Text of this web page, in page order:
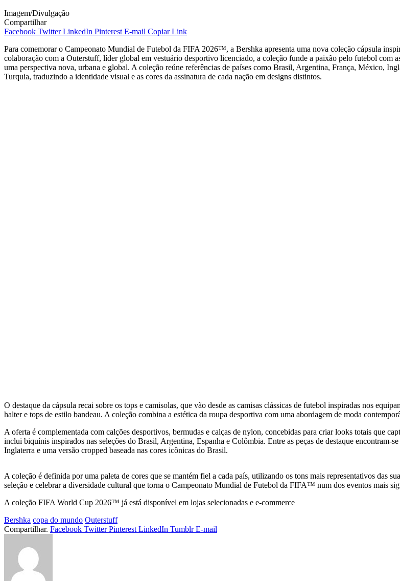
Imagem/Divulgação
Compartilhar
Facebook Twitter LinkedIn Pinterest E-mail Copiar Link
Para comemorar o Campeonato Mundial de Futebol da FIFA 2026™, a Bershka apresenta uma nova coleção cápsula
colaboração com a Outerstuff, líder global em vestuário desportivo licenciado, a coleção funde a paixão pelo futebol com
uma perspectiva nova, urbana e global. A coleção reúne referências de países como Brasil, Argentina, França, México,
Turquia, traduzindo a identidade visual e as cores da assinatura de cada nação em designs distintos.
O destaque da cápsula recai sobre os tops e camisolas, que vão desde as camisas clássicas de futebol inspiradas nos
halter e tops de estilo bandeau. A coleção combina a estética da roupa desportiva com uma abordagem de moda
A oferta é complementada com calções desportivos, bermudas e calças de nylon, concebidas para criar looks totais que
inclui biquínis inspirados nas seleções do Brasil, Argentina, Espanha e Colômbia. Entre as peças de destaque encontram-
Inglaterra e uma versão cropped baseada nas cores icônicas do Brasil.
A coleção é definida por uma paleta de cores que se mantém fiel a cada país, utilizando os tons mais representativos das
seleção e celebrar a diversidade cultural que torna o Campeonato Mundial de Futebol da FIFA™ num dos eventos mais
A coleção FIFA World Cup 2026™ já está disponível em lojas selecionadas e e-commerce
Bershka copa do mundo Outerstuff
Compartilhar. Facebook Twitter Pinterest LinkedIn Tumblr E-mail